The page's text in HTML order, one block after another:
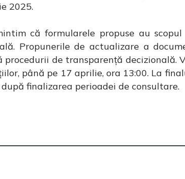
2025.
că formularele propuse au
Propunerile de actualizare a
procedurii de transparență decizională.
până pe 17 aprilie, ora 13:00. La
finalizarea perioadei de consultare.